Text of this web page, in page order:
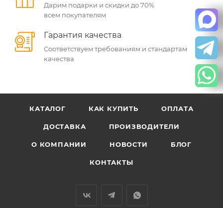
Дарим подарки и скидки до 70%
всем покупателям
Гарантия качества
Соответствуем требованиям и стандартам
качества
КАТАЛОГ КАК КУПИТЬ ОПЛАТА
ДОСТАВКА ПРОИЗВОДИТЕЛИ
О КОМПАНИИ НОВОСТИ БЛОГ
КОНТАКТЫ